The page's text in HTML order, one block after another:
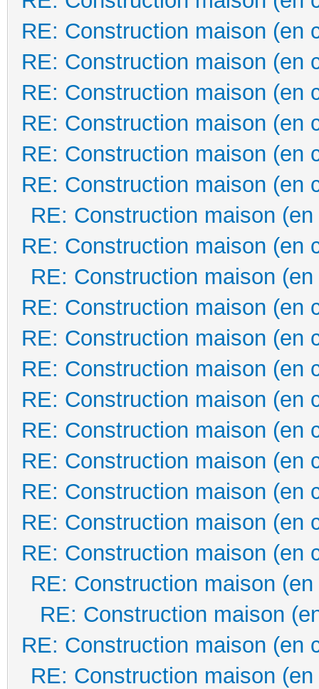
RE: Construction maison (en
RE: Construction maison (en
RE: Construction maison (en
RE: Construction maison (en
RE: Construction maison (en
RE: Construction maison (en
RE: Construction maison
RE: Construction maison (en
RE: Construction maison
RE: Construction maison (en
RE: Construction maison (en
RE: Construction maison (en
RE: Construction maison (en
RE: Construction maison (en
RE: Construction maison (en
RE: Construction maison (en
RE: Construction maison (en
RE: Construction maison (en
RE: Construction maison
RE: Construction maison
RE: Construction maison (en
RE: Construction maison